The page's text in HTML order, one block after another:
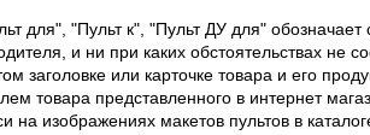
для", "Пульт к", "Пульт ДУ для"
и ни при каких обстоятельствах не
заголовке или карточке товара и его
товара представленного в интернет
изображениях макетов пультов в